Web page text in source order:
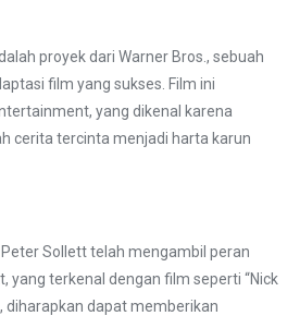
proyek dari Warner Bros., sebuah
film yang sukses. Film ini
yang dikenal karena
cerita tercinta menjadi harta karun
Sollett telah mengambil peran
yang terkenal dengan film seperti “Nick
diharapkan dapat memberikan